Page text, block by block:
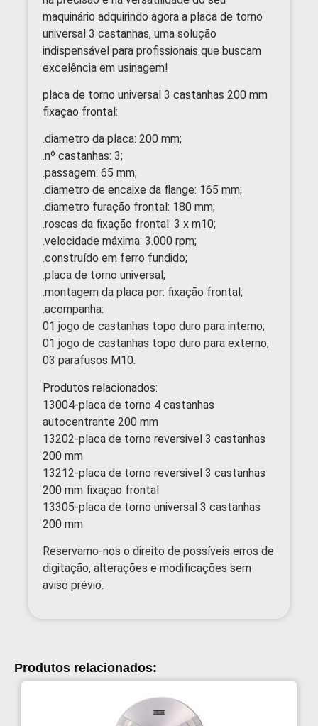
maquinário adquirindo agora a placa de torno
universal 3 castanhas, uma solução
indispensável para profissionais que buscam
excelência em usinagem!
placa de torno universal 3 castanhas 200 mm
fixaçao frontal:
.diametro da placa: 200 mm;
.nº castanhas: 3;
.passagem: 65 mm;
.diametro de encaixe da flange: 165 mm;
.diametro furação frontal: 180 mm;
.roscas da fixação frontal: 3 x m10;
.velocidade máxima: 3.000 rpm;
.construído em ferro fundido;
.placa de torno universal;
.montagem da placa por: fixação frontal;
.acompanha:
01 jogo de castanhas topo duro para interno;
01 jogo de castanhas topo duro para externo;
03 parafusos M10.
Produtos relacionados:
13004-placa de torno 4 castanhas
autocentrante 200 mm
13202-placa de torno reversivel 3 castanhas
200 mm
13212-placa de torno reversivel 3 castanhas
200 mm fixaçao frontal
13305-placa de torno universal 3 castanhas
200 mm
Reservamo-nos o direito de possíveis erros de
digitação, alterações e modificações sem
aviso prévio.
Produtos relacionados: